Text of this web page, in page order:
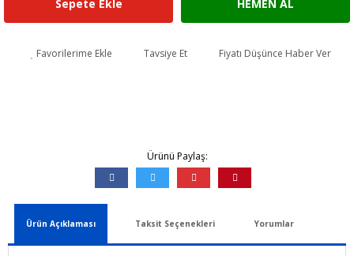
Sepete Ekle HEMEN AL
Favorilerime Ekle Tavsiye Et Fiyatı Düşünce Haber Ver
Ürünü Paylaş:
Ürün Açıklaması Taksit Seçenekleri Yorumlar